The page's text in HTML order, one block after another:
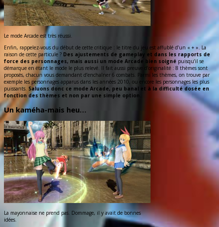
Le mode Arcade est très réussi.
Enfin, rappelez-vous du début de cette critique : le titre du jeu est affublé d’un « + ». La
raison de cette particule ? Des ajustements de gameplay et dans les rapports de
force des personnages, mais aussi un mode Arcade bien soigné puisqu’il se
démarque en étant le mode le plus relevé. Il fait aussi preuve d’originalité : 8 thèmes sont
proposés, chacun vous demandant d’enchaîner 6 combats. Parmi les thèmes, on trouve par
exemple les personnages apparus dans les années 2010, ou encore les personnages les plus
puissants. Saluons donc ce mode Arcade, peu banal et à la difficulté dosée en
fonction des thèmes et non par une simple option.
Un kaméha-mais heu…
La mayonnaise ne prend pas. Dommage, il y avait de bonnes
idées.